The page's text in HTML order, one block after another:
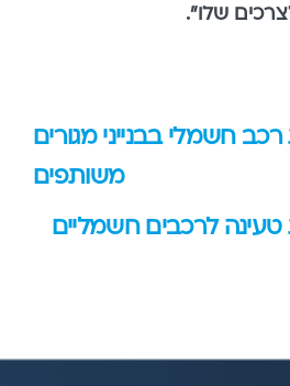
שלו".
חשמלי בבנייני מגורים
משותפים
טעינה לרכבים חשמליים